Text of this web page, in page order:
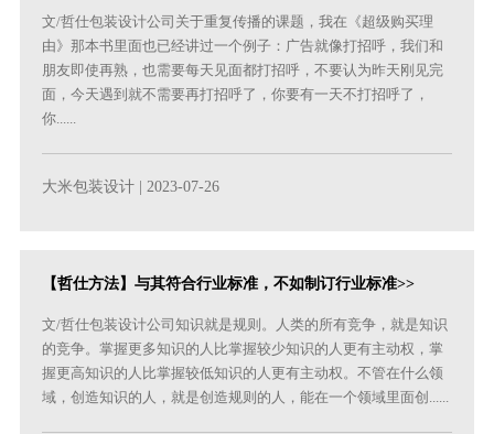
文/哲仕包装设计公司关于重复传播的课题，我在《超级购买理
由》那本书里面也已经讲过一个例子：广告就像打招呼，我们和
朋友即使再熟，也需要每天见面都打招呼，不要认为昨天刚见完
面，今天遇到就不需要再打招呼了，你要有一天不打招呼了，
你......
大米包装设计 | 2023-07-26
【哲仕方法】与其符合行业标准，不如制订行业标准>>
文/哲仕包装设计公司知识就是规则。人类的所有竞争，就是知识
的竞争。掌握更多知识的人比掌握较少知识的人更有主动权，掌
握更高知识的人比掌握较低知识的人更有主动权。不管在什么领
域，创造知识的人，就是创造规则的人，能在一个领域里面创......